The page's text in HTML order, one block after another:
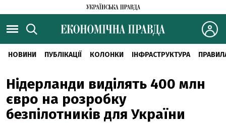
НОВИНИ ПУБЛІКАЦІЇ КОЛОНКИ ІНФРАСТРУКТУРА
Нідерланди виділять 400 млн
євро на розробку
безпілотників для України